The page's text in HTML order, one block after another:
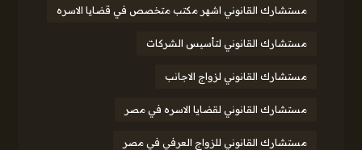
مستشارك القانوني اشهر مكتب متخصص في قضايا الاسره
مستشارك القانوني لتأسيس الشركات
مستشارك القانوني لزواج الاجانب
مستشارك القانوني لقضايا الاسره في مصر
مستشارك القانوني للزواج العرفي في مصر